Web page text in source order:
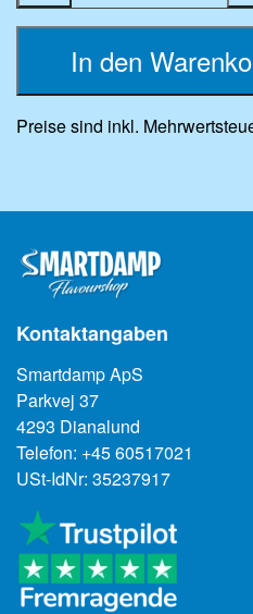
In den
Preise sind inkl.
Kontaktangaben
Smartdamp ApS
Parkvej 37
4293 Dianalund
Telefon: +45 60517021
USt-IdNr: 35237917